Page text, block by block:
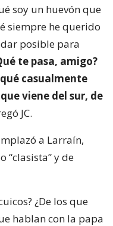
soy un huevón que
siempre he querido
posible para
te pasa, amigo?
casualmente
viene del sur, de
JC.
a Larraín,
“clasista” y de
¿De los que
hablan con la papa